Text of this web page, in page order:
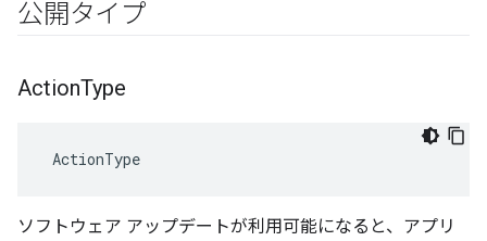
公開タイプ
ActionType
ActionType
ソフトウェア アップデートが利用可能になると、アプリ